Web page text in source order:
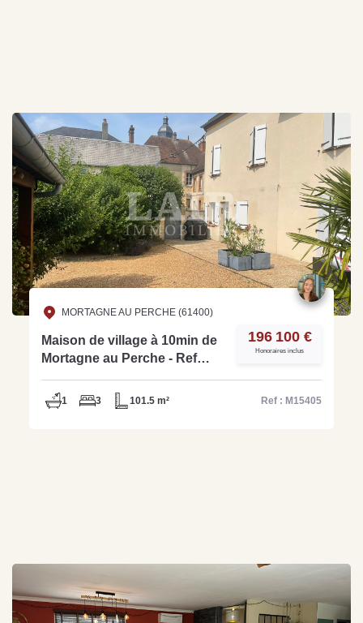
MORTAGNE AU PERCHE (61400)
Maison de village à 10min de
Mortagne au Perche - Ref
196 100 €
Honoraires inclus
1 3 101.5 m² Ref : M15405